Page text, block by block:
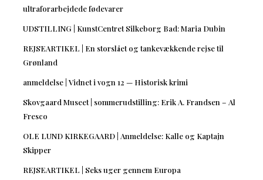
ultraforarbejdede fødevarer
UDSTILLING | KunstCentret Silkeborg Bad: Maria Dubin
REJSEARTIKEL | En storslået og tankevækkende rejse til
Grønland
anmeldelse | Vidnet i vogn 12 — Historisk krimi
Skovgaard Museet | sommerudstilling: Erik A. Frandsen – Al
Fresco
OLE LUND KIRKEGAARD | Anmeldelse: Kalle og Kaptajn
Skipper
REJSEARTIKEL | Seks uger gennem Europa